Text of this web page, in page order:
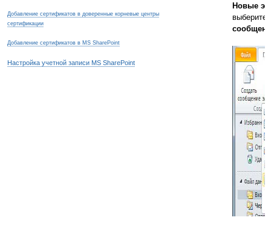
Добавление сертификатов в доверенные корневые центры
сертификации
Добавление сертификатов в MS SharePoint
Настройка учетной записи MS SharePoint
Новые
выберите